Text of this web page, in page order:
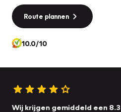
Route plannen
10.0/10
Wij krijgen gemiddeld een 8.3